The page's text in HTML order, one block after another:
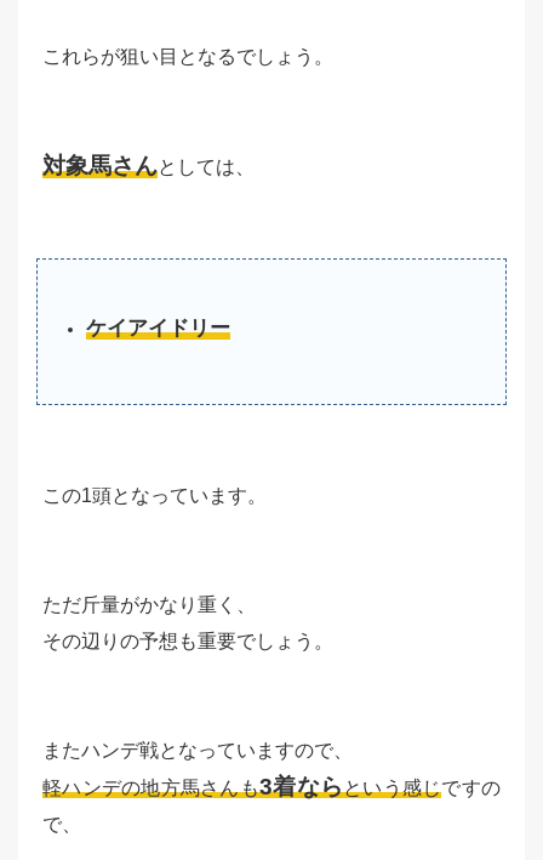
これらが狙い目となるでしょう。
対象馬さんとしては、
ケイアイドリー
この1頭となっています。
ただ斤量がかなり重く、
その辺りの予想も重要でしょう。
またハンデ戦となっていますので、
軽ハンデの地方馬さんも3着ならという感じですの
で、